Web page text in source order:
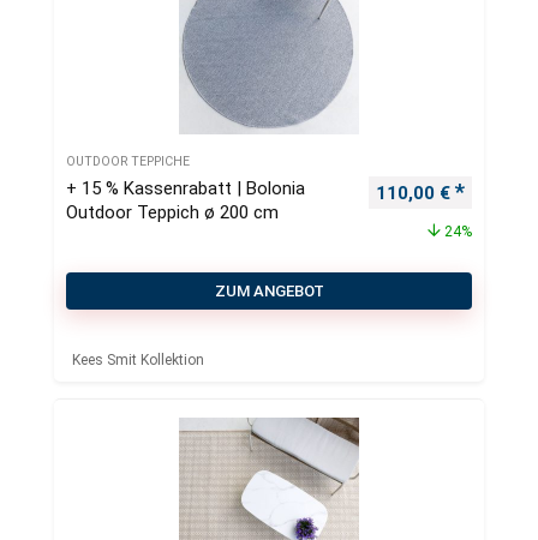
OUTDOOR TEPPICHE
+ 15 % Kassenrabatt | Bolonia
Outdoor Teppich ø 200 cm
Ursprünglicher
110,00 €
24%
ZUM ANGEBOT
Kees Smit Kollektion